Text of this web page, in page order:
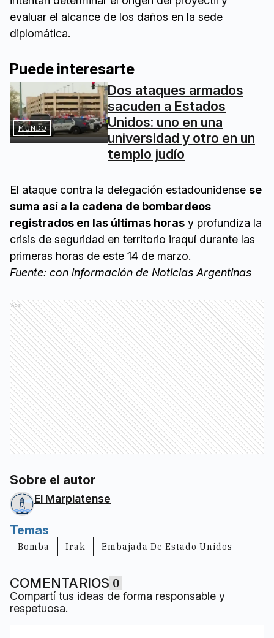
evaluar el alcance de los daños en la sede
diplomática.
Puede interesarte
MUNDO
Dos ataques armados
sacuden a Estados
Unidos: uno en una
universidad y otro en un
templo judío
El ataque contra la delegación estadounidense se
suma así a la cadena de bombardeos
registrados en las últimas horas y profundiza la
crisis de seguridad en territorio iraquí durante las
primeras horas de este 14 de marzo.
Fuente: con información de Noticias Argentinas
Ads
Sobre el autor
El Marplatense
Temas
Bomba Irak Embajada De Estado Unidos
COMENTARIOS 0
Compartí tus ideas de forma responsable y
respetuosa.